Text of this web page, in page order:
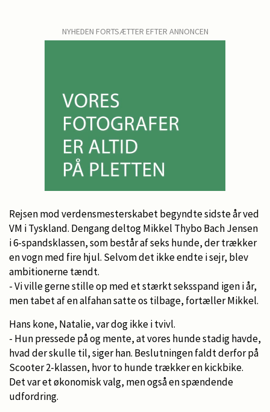
NYHEDEN FORTSÆTTER EFTER ANNONCEN
Rejsen mod verdensmesterskabet begyndte sidste år ved
VM i Tyskland. Dengang deltog Mikkel Thybo Bach Jensen
i 6-spandsklassen, som består af seks hunde, der trækker
en vogn med fire hjul. Selvom det ikke endte i sejr, blev
ambitionerne tændt.
- Vi ville gerne stille op med et stærkt seksspand igen i år,
men tabet af en alfahan satte os tilbage, fortæller Mikkel.
Hans kone, Natalie, var dog ikke i tvivl.
- Hun pressede på og mente, at vores hunde stadig havde,
hvad der skulle til, siger han. Beslutningen faldt derfor på
Scooter 2-klassen, hvor to hunde trækker en kickbike.
Det var et økonomisk valg, men også en spændende
udfordring.